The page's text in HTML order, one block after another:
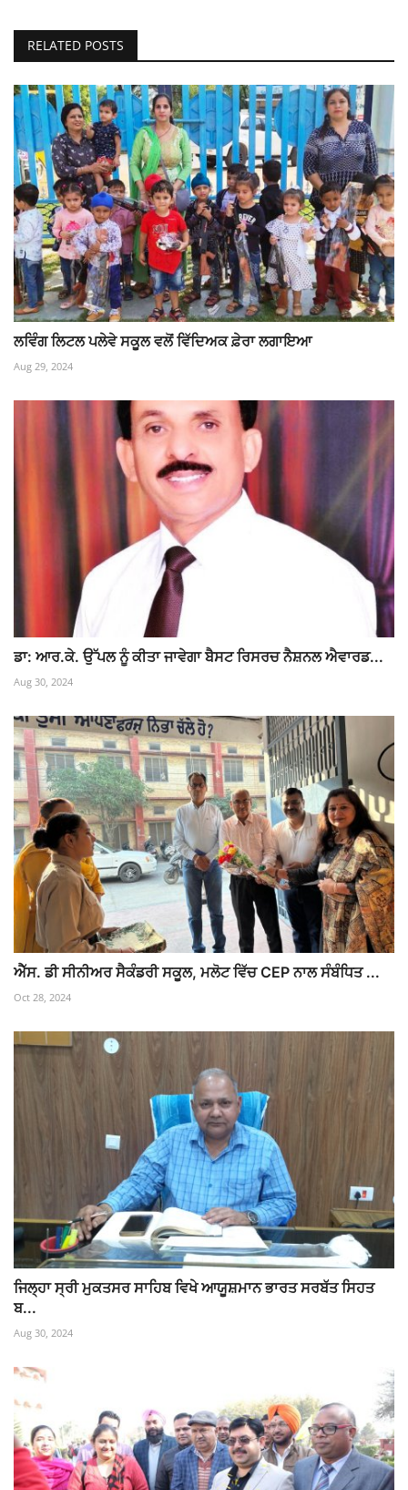
RELATED POSTS
ਲਵਿੰਗ ਲਿਟਲ ਪਲੇਵੇ ਸਕੂਲ ਵਲੋਂ ਵਿੱਦਿਅਕ ਫ਼ੇਰਾ ਲਗਾਇਆ
Aug 29, 2024
ਡਾ: ਆਰ.ਕੇ. ਉੱਪਲ ਨੂੰ ਕੀਤਾ ਜਾਵੇਗਾ ਬੈਸਟ ਰਿਸਰਚ ਨੈਸ਼ਨਲ ਐਵਾਰਡ...
Aug 30, 2024
ਐੱਸ. ਡੀ ਸੀਨੀਅਰ ਸੈਕੰਡਰੀ ਸਕੂਲ, ਮਲੋਟ ਵਿੱਚ CEP ਨਾਲ ਸੰਬੰਧਿਤ ...
Oct 28, 2024
ਜਿਲ੍ਹਾ ਸ੍ਰੀ ਮੁਕਤਸਰ ਸਾਹਿਬ ਵਿਖੇ ਆਯੂਸ਼ਮਾਨ ਭਾਰਤ ਸਰਬੱਤ ਸਿਹਤ
ਬ...
Aug 30, 2024